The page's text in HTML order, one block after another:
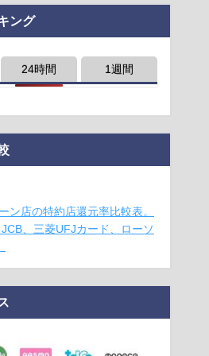
ング
24時間 1週間
ン店の特約店還元率比較表。
、三菱UFJカード、ローソ